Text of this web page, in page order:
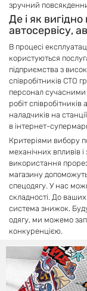
зручний
Де і як
автосервісу,
В процесі
користуються
підприємства з
співробітників СТО
персонал сучасними
робіт
наладчиків на
в інтернет-
Критеріями вибору
механічних впливів
використання
магазину
спецодягу. У нас
складності. До
система знижок.
одягу, ми можемо
конкуренцією.